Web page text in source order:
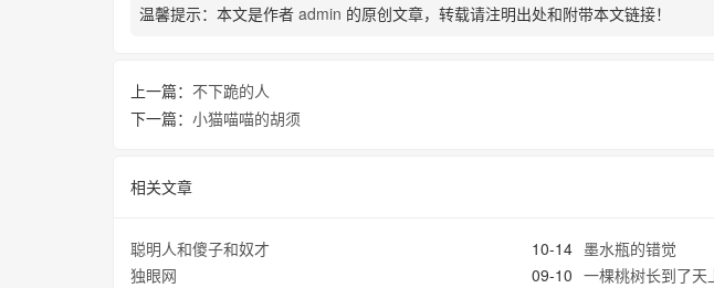
温馨提示：本文是作者 admin 的原创文章，转载请注明出处和附带本文链接！
上一篇： 不下跪的人
下一篇： 小猫喵喵的胡须
相关文章
10-14
聪明人和傻子和奴才
墨水瓶的错觉
09-10
独眼网 一棵桃树长到了天